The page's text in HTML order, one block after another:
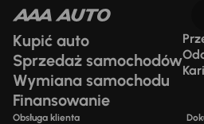
Kupić auto
Sprzedaż samochodów
Wymiana samochodu
Finansowanie
Obsługa klienta